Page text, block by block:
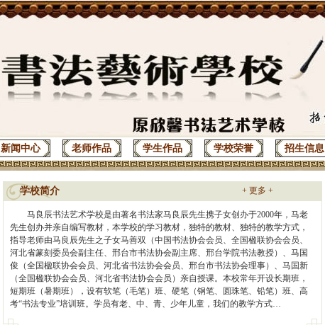
新闻中心 老师作品 学生作品 学校荣誉 招生信息
学校简介 + 更多 +
马良辰书法艺术学校是由著名书法家马良辰先生携子女创办于2000年，马老
先生创办并亲自编写教材，本学校的学习教材，独特的教材、独特的教学方式，
指导老师由马良辰先生之子女马善双（中国书法协会会员、全国楹联协会会员、
河北省篆刻委员会副主任、邢台市书法协会副主席、邢台学院书法教授）、马国
俊（全国楹联协会会员、河北省书法协会会员、邢台市书法协会理事）、马国新
（全国楹联协会会员、河北省书法协会会员）亲自授课。本校常年开设长期班，
短期班（暑期班），设有软笔（毛笔）班、硬笔（钢笔、圆珠笔、铅笔）班、高
考“书法专业”培训班。学员有老、中、青、少年儿童，我们的教学方式…